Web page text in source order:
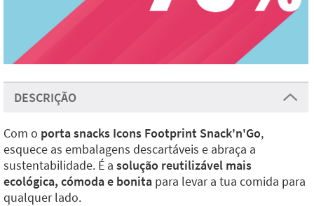
DESCRIÇÃO
Com o porta snacks Icons Footprint Snack'n'Go,
esquece as embalagens descartáveis e abraça a
sustentabilidade. É a solução reutilizável mais
ecológica, cómoda e bonita para levar a tua comida para
qualquer lado.